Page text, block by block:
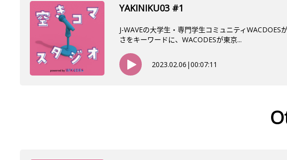
YAKINIKU03 #1
J-WAVEの大学生・専門学生コミュニティ
さをキーワードに、WACODESが東京...
2023.02.06 |00:07:11